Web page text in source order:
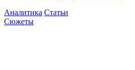
Аналитика Статьи
Сюжеты